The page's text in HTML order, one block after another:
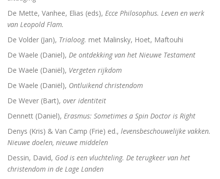
Holy Ignorance (La sainte ignorance)
In de handen van mensen. 2000 jaar Christus in
Bachs cantates, toen en nu
De vrouwen van de profeet
Oidipous en Antigone. Drie tragedies.
A New Science. The discovery of Religion
De Mette, Vanhee, Elias (eds), Ecce Philosophus. Leven en werk
van Leopold Flam.
De Volder (Jan), Trialoog. met Malinsky, Hoet, Maftouhi
De Waele (Daniel), De ontdekking van het Nieuwe Testament
De Waele (Daniël), Vergeten rijkdom
De Waele (Daniël), Ontluikend christendom
De Wever (Bart), over identiteit
Dennett (Daniel), Erasmus: Sometimes a Spin Doctor is Right
Denys (Kris) & Van Camp (Frie) ed., levensbeschouwelijke vakken.
Nieuwe doelen, nieuwe middelen
Dessin, David, God is een vluchteling. De terugkeer van het
christendom in de Lage Landen